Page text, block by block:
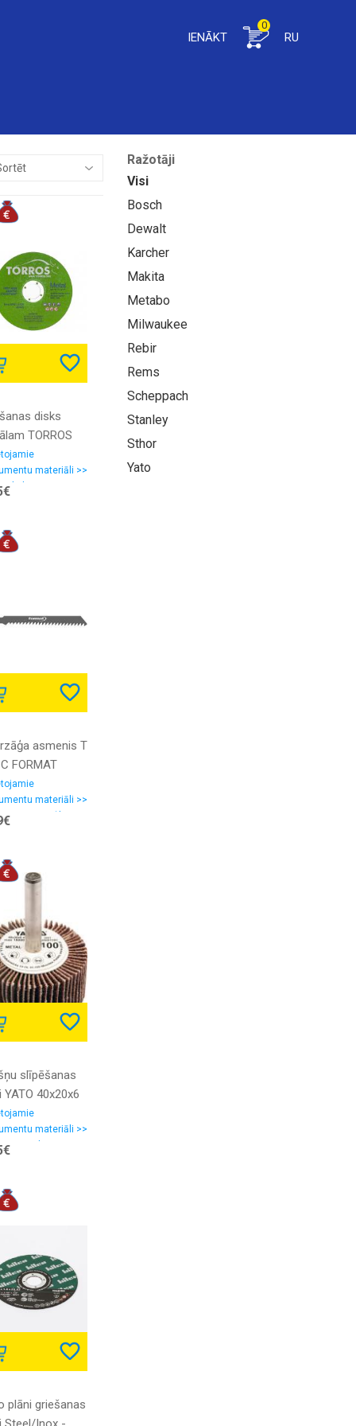
IENĀKT
0
RU
disks
TORROS
materiāli >>
asmenis T
FORMAT
materiāli >>
asmeņi, zāģlentas
slīpēšanas
YATO 40x20x6
materiāli >>
pulēšanas
plāni griešanas
Ražotāji
Visi
Bosch
Dewalt
Karcher
Makita
Metabo
Milwaukee
Rebir
Rems
Scheppach
Stanley
Sthor
Yato